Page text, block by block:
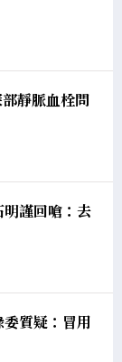
靜脈血栓問
謹回嗆：去
質疑：冒用